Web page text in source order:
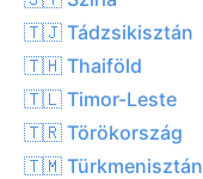
🇹🇯 Tádzsikisztán
🇹🇭 Thaiföld
🇹🇱 Timor-Leste
🇹🇷 Törökország
🇹🇲 Türkmenisztán